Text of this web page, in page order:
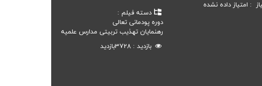
امتیاز داده نشده
دسته فیلم
دوره پودمانی تعالی
رهنمایان تهذیب تربیتی مدارس علمیه
بازدید
3728بازدید